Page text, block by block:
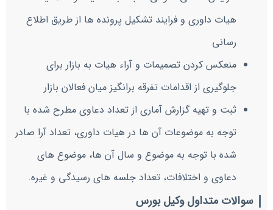
هیات داوری و فرایند تشکیل پرونده ها از طریق اطلاع
رسانی
منعکس کردن تصمیمات و آراء هیات به بازار برای
جلوگیری از اقدامات تفرقه برانگیز میان فعالان بازار
ثبت و تهیه گزارش آماری از تعداد دعاوی مطرح شده با
توجه به موضوعات آن ها در هیات داوری، تعداد آرا صادر
شده با توجه به موضوع و سال آن ها، موضوع های
دعاوی و اختلافات، تعداد جلسه های رسیدگی و غیره.
سوالات متداول وکیل بورس